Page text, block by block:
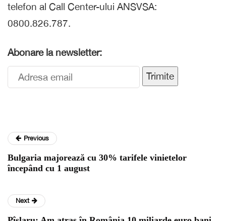
telefon al Call Center-ului ANSVSA:
0800.826.787.
Abonare la newsletter:
Trimite
Previous
Bulgaria majorează cu 30% tarifele vinietelor
începând cu 1 august
Next